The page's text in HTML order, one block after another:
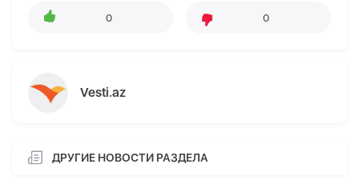
0 0
Vesti.az
ДРУГИЕ НОВОСТИ РАЗДЕЛА